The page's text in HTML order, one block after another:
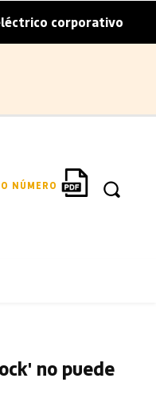
| Arval
NÚMERO
no puede